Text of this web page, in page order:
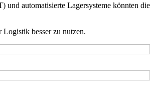
und automatisierte Lagersysteme könnten die
besser zu nutzen.